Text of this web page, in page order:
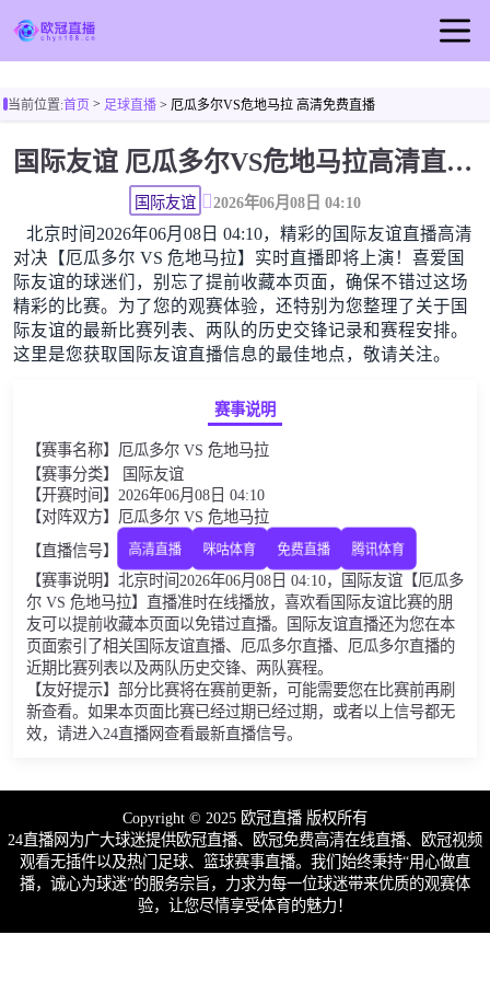
足球直播
欧冠视频
欧冠新闻
当前位置:首页> 足球直播> 厄瓜多尔VS危地马拉 高清免费直播
国际友谊 厄瓜多尔VS危地马拉高清直播免费观看
国际友谊 2026年06月08日 04:10
北京时间2026年06月08日 04:10，精彩的国际友谊直播高清
对决【厄瓜多尔 VS 危地马拉】实时直播即将上演！喜爱国
际友谊的球迷们，别忘了提前收藏本页面，确保不错过这场
精彩的比赛。为了您的观赛体验，还特别为您整理了关于国
际友谊的最新比赛列表、两队的历史交锋记录和赛程安排。
这里是您获取国际友谊直播信息的最佳地点，敬请关注。
赛事说明
【赛事名称】厄瓜多尔 VS 危地马拉
【赛事分类】 国际友谊
【开赛时间】2026年06月08日 04:10
【对阵双方】厄瓜多尔 VS 危地马拉
【直播信号】
高清直播 咪咕体育 免费直播 腾讯体育
【赛事说明】北京时间2026年06月08日 04:10，国际友谊【厄瓜多
尔 VS 危地马拉】直播准时在线播放，喜欢看国际友谊比赛的朋
友可以提前收藏本页面以免错过直播。国际友谊直播还为您在本
页面索引了相关国际友谊直播、厄瓜多尔直播、厄瓜多尔直播的
近期比赛列表以及两队历史交锋、两队赛程。
【友好提示】部分比赛将在赛前更新，可能需要您在比赛前再刷
新查看。如果本页面比赛已经过期已经过期，或者以上信号都无
效，请进入24直播网查看最新直播信号。
Copyright © 2025 欧冠直播 版权所有
24直播网为广大球迷提供欧冠直播、欧冠免费高清在线直播、欧冠视频
观看无插件以及热门足球、篮球赛事直播。我们始终秉持“用心做直
播，诚心为球迷”的服务宗旨，力求为每一位球迷带来优质的观赛体
验，让您尽情享受体育的魅力！